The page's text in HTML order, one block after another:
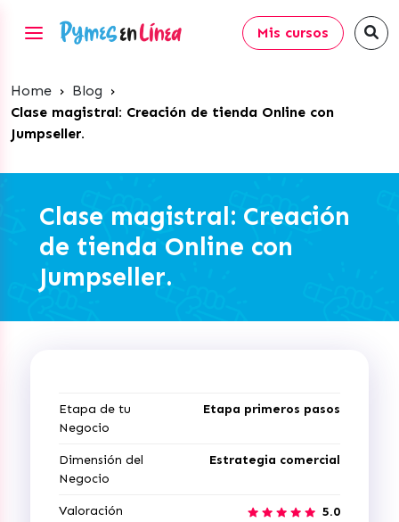
Mis cursos
Home › Blog ›
Clase magistral: Creación de tienda Online con
Jumpseller.
Clase magistral: Creación
de tienda Online con
Jumpseller.
Etapa de tu
Negocio
Etapa primeros pasos
Dimensión del
Negocio
Estrategia comercial
Valoración 5.0